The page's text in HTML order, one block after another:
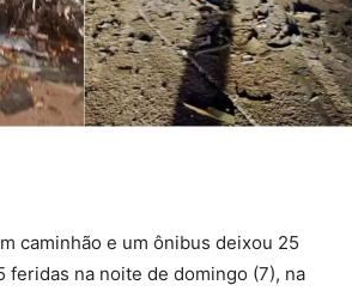
caminhão e um ônibus deixou 25
feridas na noite de domingo (7), na